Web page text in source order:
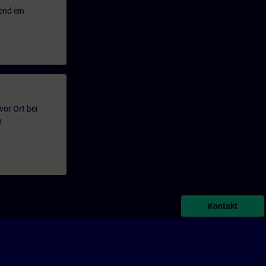
ein
Ort bei
Kontakt